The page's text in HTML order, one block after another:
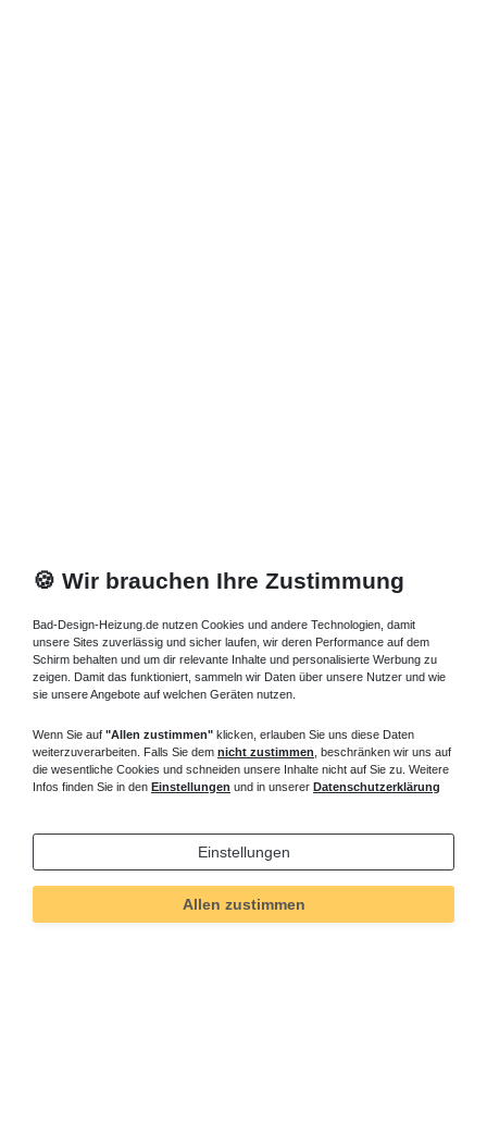
🍪 Wir brauchen Ihre Zustimmung
Bad-Design-Heizung.de nutzen Cookies und andere Technologien, damit
unsere Sites zuverlässig und sicher laufen, wir deren Performance auf dem
Schirm behalten und um dir relevante Inhalte und personalisierte Werbung zu
zeigen. Damit das funktioniert, sammeln wir Daten über unsere Nutzer und wie
sie unsere Angebote auf welchen Geräten nutzen.
Wenn Sie auf "Allen zustimmen" klicken, erlauben Sie uns diese Daten
weiterzuverarbeiten. Falls Sie dem nicht zustimmen , beschränken wir uns auf
die wesentliche Cookies und schneiden unsere Inhalte nicht auf Sie zu. Weitere
Infos finden Sie in den Einstellungen und in unserer Datenschutzerklärung
Einstellungen
Allen zustimmen